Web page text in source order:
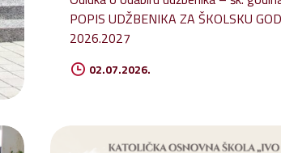
POPIS UDŽBENIKA ZA ŠKOLSKU
2026.2027
02.07.2026.